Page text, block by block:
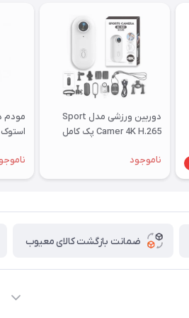
دوربین ورزشی مدل Sport
Camer 4K H.265 پک کامل
ناموجود
ضمانت بازگشت کالای معیوب